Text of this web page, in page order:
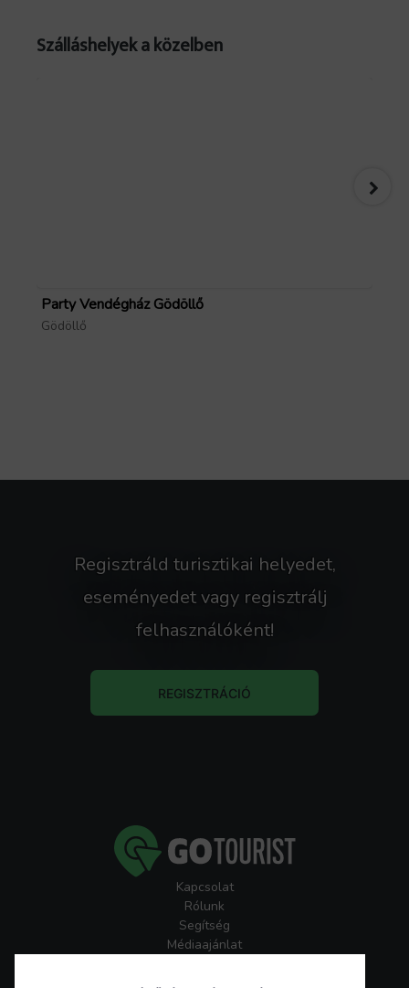
Forrás: GoTourist
Szálláshelyek a közelben
Party Vendégház Gödöllő
Gödöllő
Regisztráld turisztikai helyedet,
eseményedet vagy regisztrálj
felhasználóként!
REGISZTRÁCIÓ
Kapcsolat
Rólunk
Segítség
Médiaajánlat
GoTourist Hírlevél